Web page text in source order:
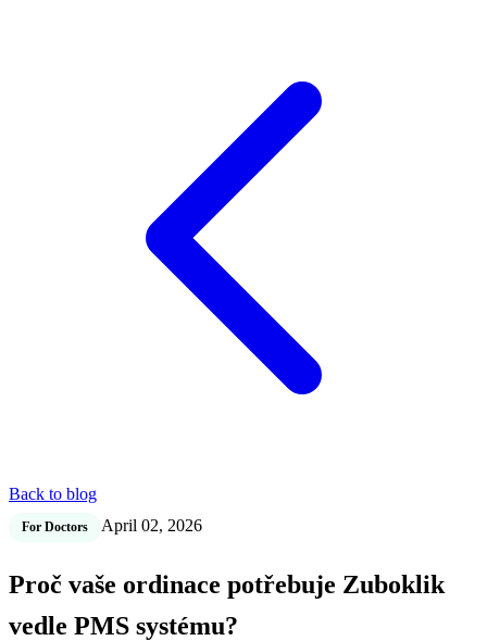
Back to blog
For Doctors April 02, 2026
Proč vaše ordinace potřebuje Zuboklik
vedle PMS systému?